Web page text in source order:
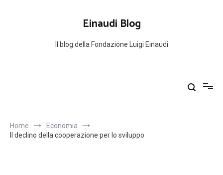
Einaudi Blog
Il blog della Fondazione Luigi Einaudi
Home
Economia
Il declino della cooperazione per lo sviluppo